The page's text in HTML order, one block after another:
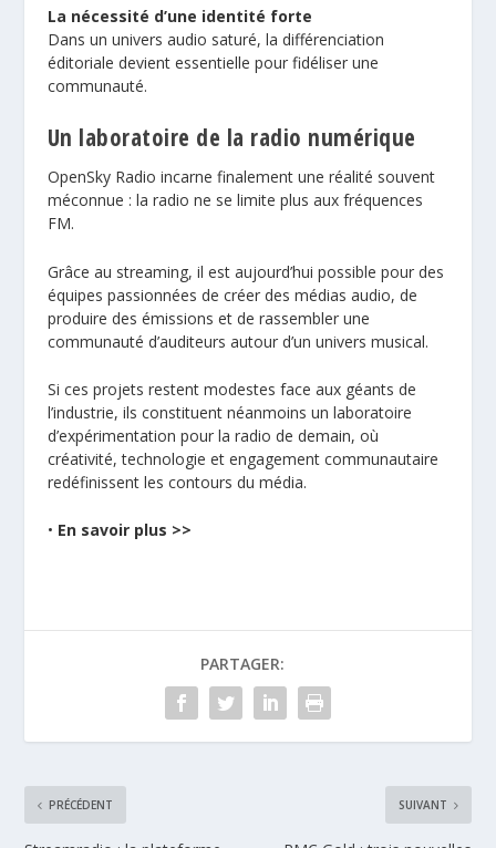
La nécessité d’une identité forte
Dans un univers audio saturé, la différenciation
éditoriale devient essentielle pour fidéliser une
communauté.
Un laboratoire de la radio numérique
OpenSky Radio incarne finalement une réalité souvent
méconnue : la radio ne se limite plus aux fréquences
FM.
Grâce au streaming, il est aujourd’hui possible pour des
équipes passionnées de créer des médias audio, de
produire des émissions et de rassembler une
communauté d’auditeurs autour d’un univers musical.
Si ces projets restent modestes face aux géants de
l’industrie, ils constituent néanmoins un laboratoire
d’expérimentation pour la radio de demain, où
créativité, technologie et engagement communautaire
redéfinissent les contours du média.
• En savoir plus >>
PARTAGER:
PRÉCÉDENT SUIVANT